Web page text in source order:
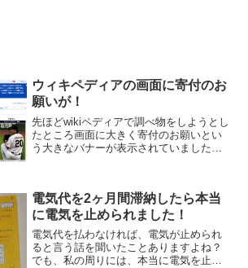
ウィキペディアの画面に寄付のお
願いが！
先ほどwikiペディアで調べ物をしようとし
たところ画面に大きく寄付のお願いとい
う大きなバナーが表示されていました。
表示がりました...
電気代を2ヶ月間滞納したら本当
に電気を止められました！
電気代を払わなければ、電気が止められ
ると言う話を聞いたことありますよね？
でも、私の周りには、本当に電気を止め